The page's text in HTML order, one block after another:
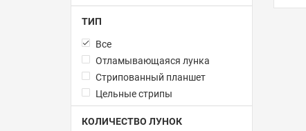
ТИП
Все
Отламывающаяся лунка
Стрипованный планшет
Цельные стрипы
КОЛИЧЕСТВО ЛУНОК